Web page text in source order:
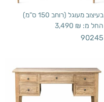
בעיצוב מעוגל (רוחב 150 ס”מ)
החל מ: 3,490 ₪
90245